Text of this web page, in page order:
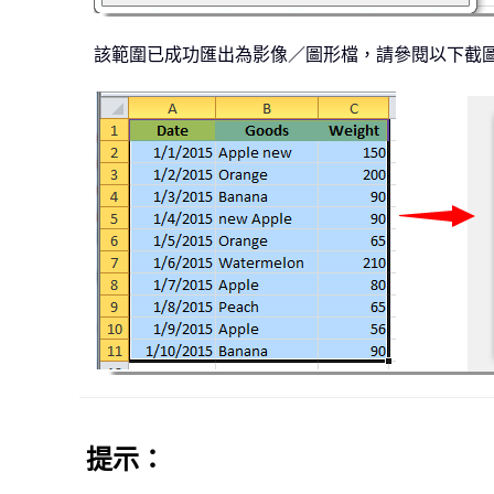
該範圍已成功匯出為影像／圖形檔，請參閱以下截
提示：